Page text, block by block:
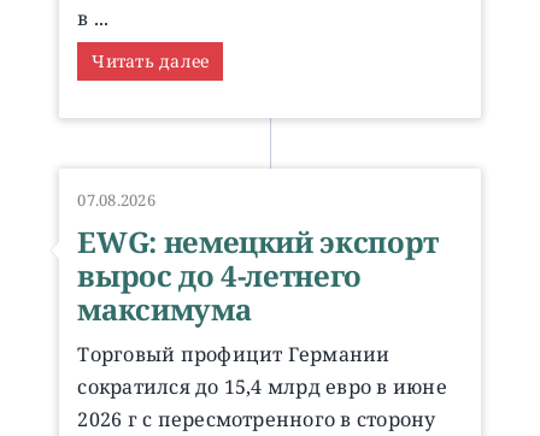
в ...
Читать далее
07.08.2026
EWG: немецкий экспорт
вырос до 4-летнего
максимума
Торговый профицит Германии
сократился до 15,4 млрд евро в июне
2026 г с пересмотренного в сторону